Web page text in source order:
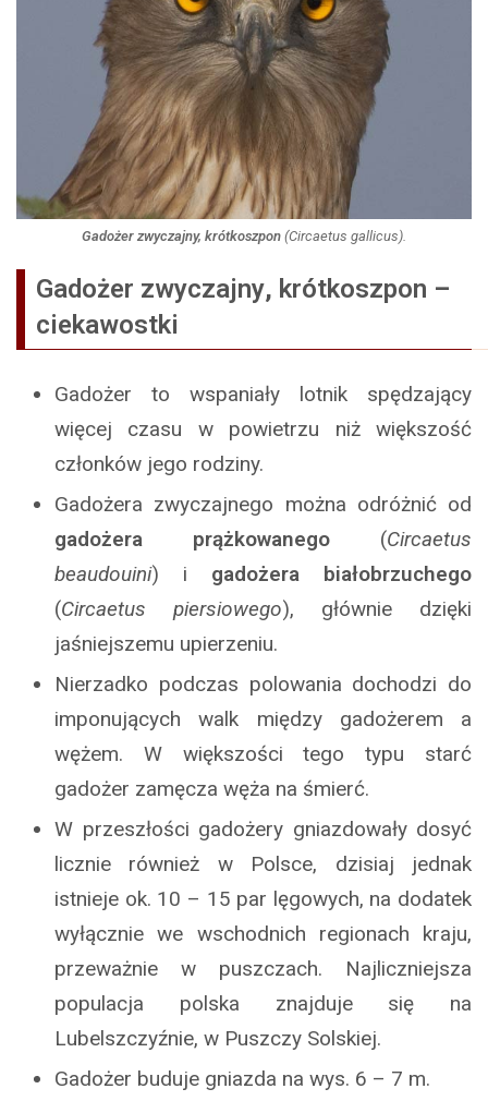
Gadożer zwyczajny, krótkoszpon (Circaetus gallicus).
Gadożer zwyczajny, krótkoszpon –
ciekawostki
Gadożer to wspaniały lotnik spędzający
więcej czasu w powietrzu niż większość
członków jego rodziny.
Gadożera zwyczajnego można odróżnić od
gadożera prążkowanego (Circaetus
beaudouini) i gadożera białobrzuchego
(Circaetus piersiowego), głównie dzięki
jaśniejszemu upierzeniu.
Nierzadko podczas polowania dochodzi do
imponujących walk między gadożerem a
wężem. W większości tego typu starć
gadożer zamęcza węża na śmierć.
W przeszłości gadożery gniazdowały dosyć
licznie również w Polsce, dzisiaj jednak
istnieje ok. 10 – 15 par lęgowych, na dodatek
wyłącznie we wschodnich regionach kraju,
przeważnie w puszczach. Najliczniejsza
populacja polska znajduje się na
Lubelszczyźnie, w Puszczy Solskiej.
Gadożer buduje gniazda na wys. 6 – 7 m.